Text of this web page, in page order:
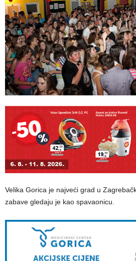
Velika Gorica je najveći grad u
zabave gledaju je kao spavaonicu.